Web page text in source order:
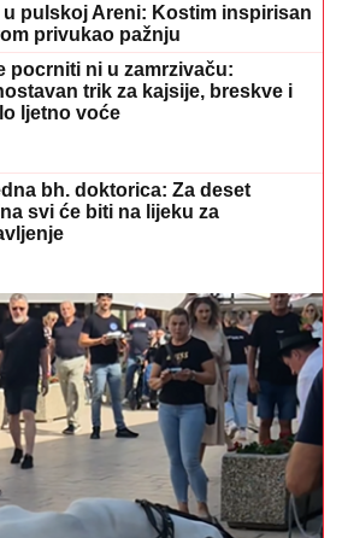
pulskoj Areni: Kostim inspirisan
privukao pažnju
pocrniti ni u zamrzivaču:
trik za kajsije, breskve i
ljetno voće
bh. doktorica: Za deset
svi će biti na lijeku za